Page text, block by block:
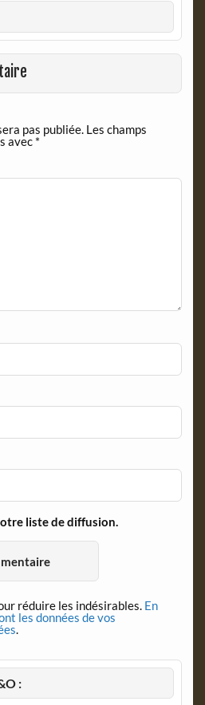
pas publiée. Les champs
avec *
liste de diffusion.
réduire les indésirables. En
les données de vos
: